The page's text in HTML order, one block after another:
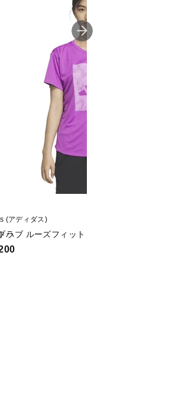
ラ
(アディダス)
ハブ ルーズフィット グラフィック 半袖 T